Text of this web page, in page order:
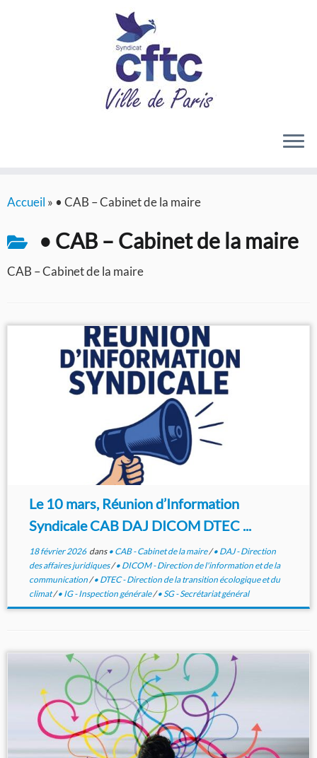
auAccueil » • CAB – Cabinet de la maire
• CAB – Cabinet de la maire
CAB – Cabinet de la maire
Le 10 mars, Réunion d’Information
Syndicale CAB DAJ DICOM DTEC ...
18 février 2026dans • CAB - Cabinet de la maire/• DAJ - Direction
des affaires juridiques/• DICOM - Direction de l'information et de la
communication/• DTEC - Direction de la transition écologique et du
climat/• IG - Inspection générale/• SG - Secrétariat général